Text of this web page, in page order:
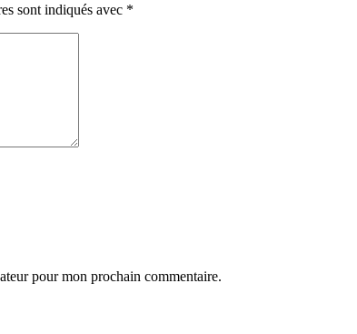
sont indiqués avec *
pour mon prochain commentaire.